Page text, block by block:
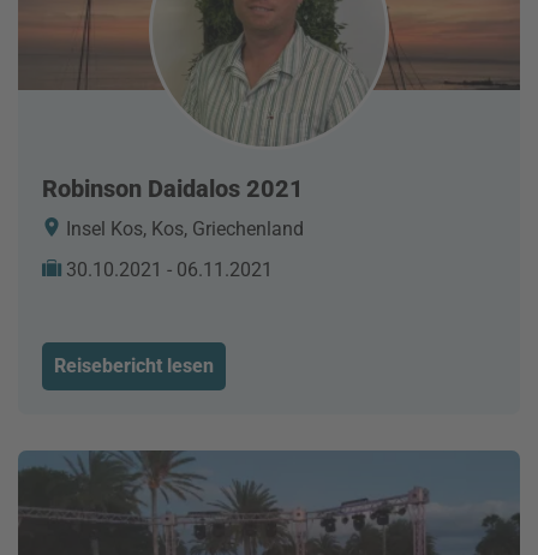
Robinson Daidalos 2021
Insel Kos, Kos, Griechenland
30.10.2021 - 06.11.2021
Reisebericht lesen